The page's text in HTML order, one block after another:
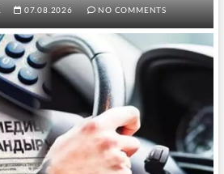
07.08.2026 NO COMMENTS